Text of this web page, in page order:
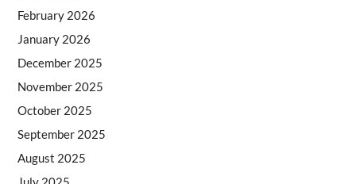
February 2026
January 2026
December 2025
November 2025
October 2025
September 2025
August 2025